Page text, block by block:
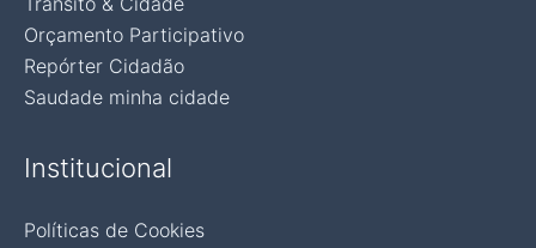
Orçamento Participativo
Repórter Cidadão
Saudade minha cidade
Institucional
Políticas de Cookies